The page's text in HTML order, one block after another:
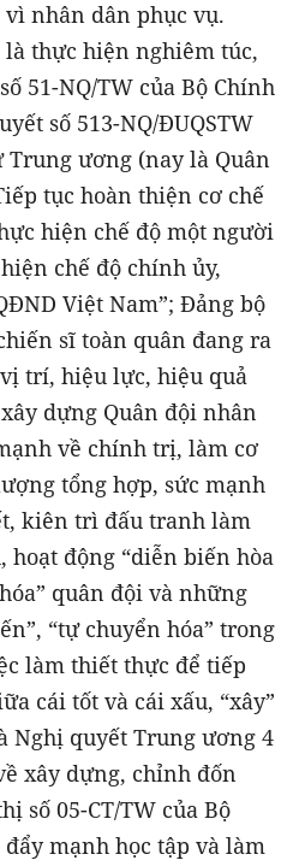
vì nhân dân phục vụ.
thực hiện nghiêm túc,
51-NQ/TW của Bộ Chính
số 513-NQ/ĐUQSTW
Trung ương (nay là Quân
tục hoàn thiện cơ chế
hiện chế độ một người
chế độ chính ủy,
Việt Nam”; Đảng bộ
sĩ toàn quân đang ra
trí, hiệu lực, hiệu quả
dựng Quân đội nhân
về chính trị, làm cơ
tổng hợp, sức mạnh
kiên trì đấu tranh làm
động “diễn biến hòa
quân đội và những
“tự chuyển hóa” trong
làm thiết thực để tiếp
cái tốt và cái xấu, “xây”
Nghị quyết Trung ương 4
xây dựng, chỉnh đốn
số 05-CT/TW của Bộ
mạnh học tập và làm